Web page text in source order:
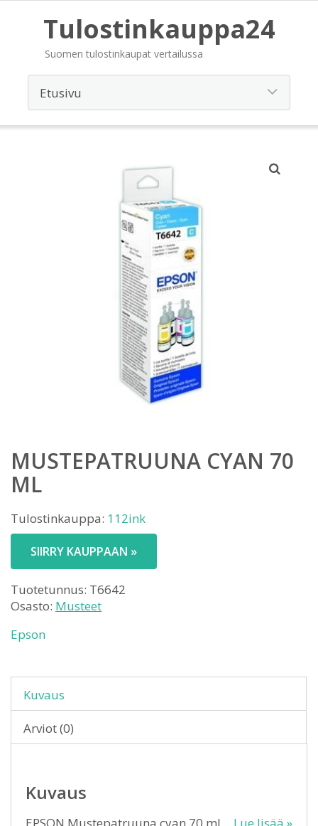
Tulostinkauppa24
Suomen tulostinkaupat vertailussa
MUSTEPATRUUNA CYAN 70
ML
Tulostinkauppa: 112ink
SIIRRY KAUPPAAN »
Tuotetunnus: T6642
Osasto: Musteet
Epson
Kuvaus
Arviot (0)
Kuvaus